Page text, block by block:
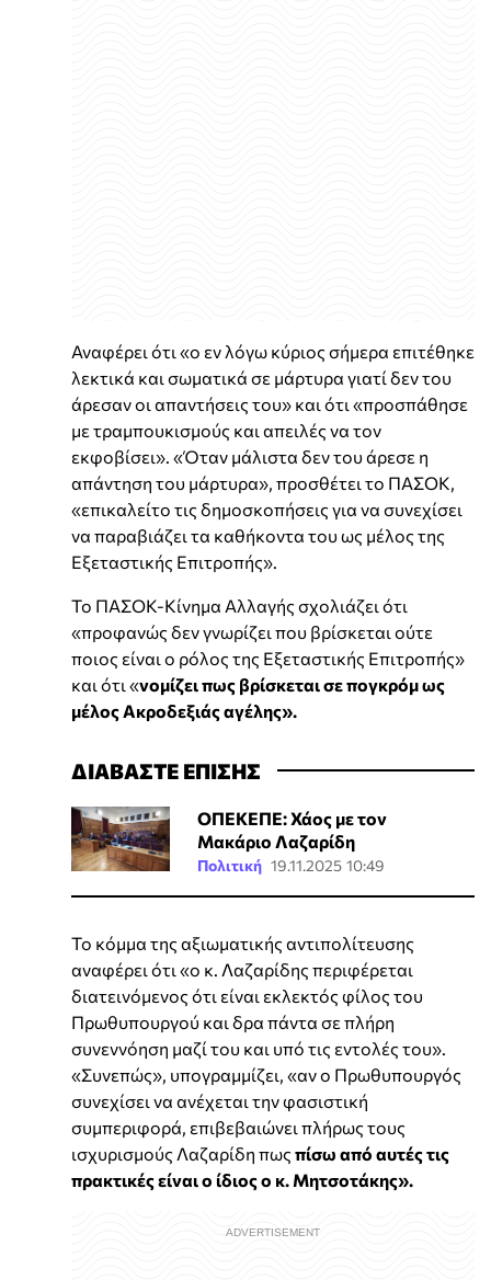
Αναφέρει ότι «ο εν λόγω κύριος σήμερα επιτέθηκε
λεκτικά και σωματικά σε μάρτυρα γιατί δεν του
άρεσαν οι απαντήσεις του» και ότι «προσπάθησε
με τραμπουκισμούς και απειλές να τον
εκφοβίσει». «Όταν μάλιστα δεν του άρεσε η
απάντηση του μάρτυρα», προσθέτει το ΠΑΣΟΚ,
«επικαλείτο τις δημοσκοπήσεις για να συνεχίσει
να παραβιάζει τα καθήκοντα του ως μέλος της
Εξεταστικής Επιτροπής».
Το ΠΑΣΟΚ-Κίνημα Αλλαγής σχολιάζει ότι
«προφανώς δεν γνωρίζει που βρίσκεται ούτε
ποιος είναι ο ρόλος της Εξεταστικής Επιτροπής»
και ότι «νομίζει πως βρίσκεται σε πογκρόμ ως
μέλος Ακροδεξιάς αγέλης».
ΔΙΑΒΑΣΤΕ ΕΠΙΣΗΣ
ΟΠΕΚΕΠΕ: Χάος με τον
Μακάριο Λαζαρίδη
Πολιτική 19.11.2025 10:49
Το κόμμα της αξιωματικής αντιπολίτευσης
αναφέρει ότι «ο κ. Λαζαρίδης περιφέρεται
διατεινόμενος ότι είναι εκλεκτός φίλος του
Πρωθυπουργού και δρα πάντα σε πλήρη
συνεννόηση μαζί του και υπό τις εντολές του».
«Συνεπώς», υπογραμμίζει, «αν ο Πρωθυπουργός
συνεχίσει να ανέχεται την φασιστική
συμπεριφορά, επιβεβαιώνει πλήρως τους
ισχυρισμούς Λαζαρίδη πως πίσω από αυτές τις
πρακτικές είναι ο ίδιος ο κ. Μητσοτάκης».